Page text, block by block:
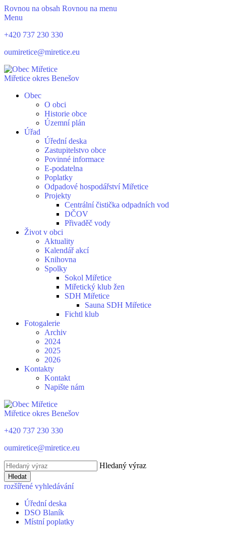
Rovnou na obsah Rovnou na menu
Menu
+420 737 230 330
oumiretice@miretice.eu
Miřetice okres Benešov
Obec
O obci
Historie obce
Územní plán
Úřad
Úřední deska
Zastupitelstvo obce
Povinné informace
E-podatelna
Poplatky
Odpadové hospodářství Miřetice
Projekty
Centrální čistička odpadních vod
DČOV
Přivaděč vody
Život v obci
Aktuality
Kalendář akcí
Knihovna
Spolky
Sokol Miřetice
Miřetický klub žen
SDH Miřetice
Sauna SDH Miřetice
Fichtl klub
Fotogalerie
Archiv
2024
2025
2026
Kontakty
Kontakt
Napište nám
Miřetice okres Benešov
+420 737 230 330
oumiretice@miretice.eu
Hledaný výraz
Hledat
rozšířené vyhledávání
Úřední deska
DSO Blaník
Místní poplatky